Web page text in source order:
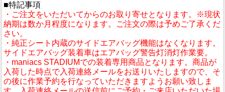
■特記事項
・ご注文をいただいてからのお取り寄せとなります。※現状
納期は数か月程度になります。ご注文の際は予めご了承くだ
さい。
・純正シート内蔵のサイドエアバッグ機能はなくなります。
サイドエアバッグ装着車はエアバッグ警告灯消灯作業要。
・maniacs STADIUMでの装着専用商品となります。商品が
入荷した時点で入荷連絡メールをお送りいたしますので、そ
の後に作業予約を行なっていただきますようお願い致しま